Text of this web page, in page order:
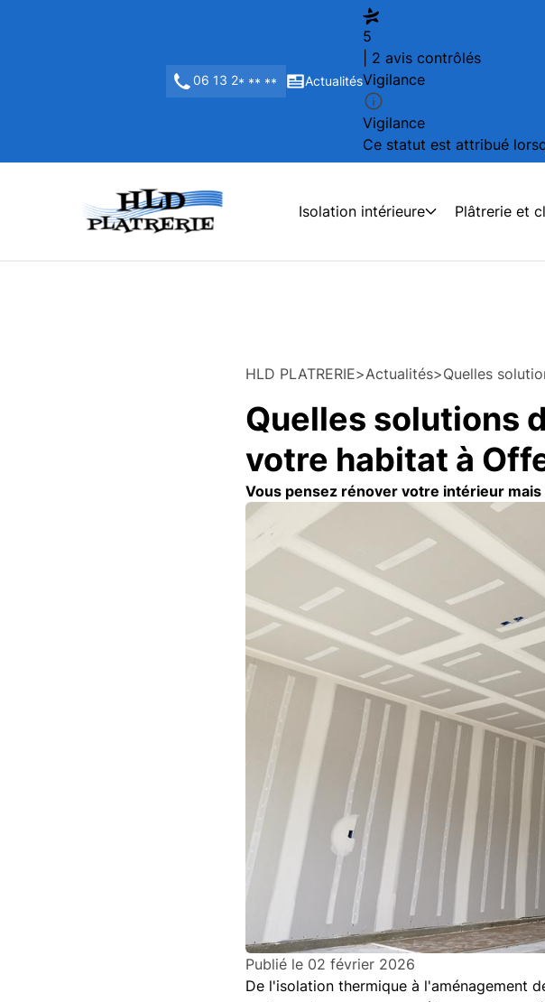
06 13 2* ** ** Actualités
5
| 2 avis contrôlés
Vigilance
Vigilance
Ce statut est attribué
Isolation intérieure Plâtrerie et
HLD PLATRERIE>Actualités>Quelles
Quelles solutions
votre habitat à
Vous pensez rénover votre intérieur
Publié le 02 février 2026
De l'isolation thermique à l'aménagement